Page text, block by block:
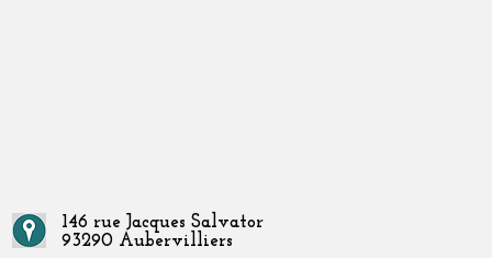
146 rue Jacques Salvator
93290 Aubervilliers